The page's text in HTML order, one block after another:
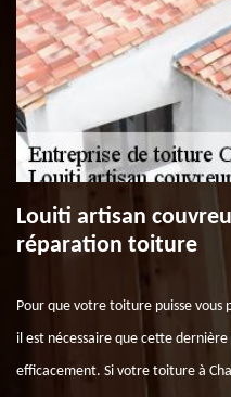
Louiti artisan
réparation toiture
Pour que votre toiture puisse
il est nécessaire que cette
efficacement. Si votre toiture à